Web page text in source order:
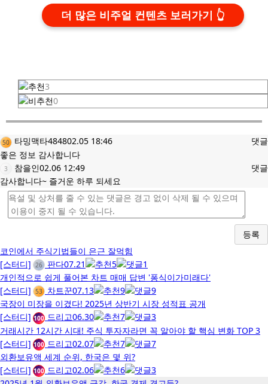
더 많은 비주얼 컨텐츠 보러가기
3
0
50 타밍맥타484802.05 18:46
댓글
좋은 정보 감사합니다
3 참을인02.06 12:49
댓글
감사합니다~ 즐거운 하루 되세요
등록
코인에서 주식기법들이 은근 잘먹힘
[스터디] 26 판다07.21 5
1
개인적으로 쉽게 풀어본 차트 매매 답변 '퐁식이가미래다'
[스터디] 53 차트꾼07.13 9
9
국장이 미장을 이겼다! 2025년 상반기 시장 성적표 공개
[스터디] 100 드리고06.30 7
3
거래시간 12시간 시대! 주식 투자자라면 꼭 알아야 할 핵심 변화 TOP 3
[스터디] 100 드리고02.07 7
7
외환보유액 세계 순위, 한국은 몇 위?
[스터디] 100 드리고02.06 6
3